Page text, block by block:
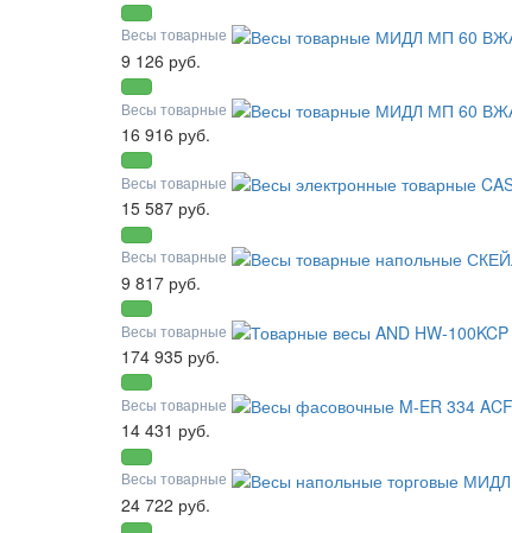
Весы товарные
9 126 руб.
Весы товарные
16 916 руб.
Весы товарные
15 587 руб.
Весы товарные
9 817 руб.
Весы товарные
174 935 руб.
Весы товарные
14 431 руб.
Весы товарные
24 722 руб.